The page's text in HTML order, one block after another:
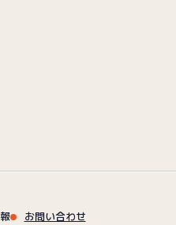
お問い合わせ